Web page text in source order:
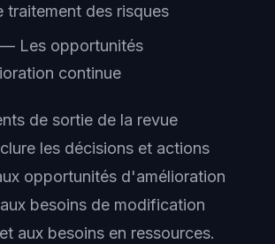
traitement des risques
Les opportunités
continue
de sortie de la revue
les décisions et actions
opportunités d'amélioration
besoins de modification
aux besoins en ressources.